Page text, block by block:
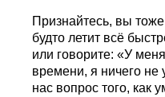
Признайтесь, вы
будто летит всё
или говорите: «У
времени, я ничего не
нас вопрос того, как